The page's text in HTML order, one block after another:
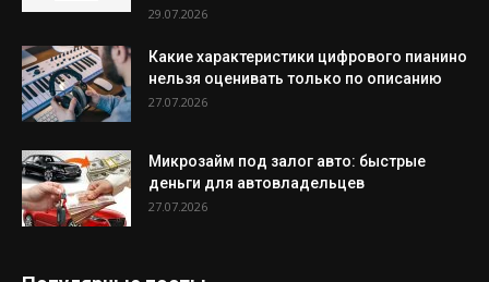
29.07.2026
Какие характеристики цифрового пианино
нельзя оценивать только по описанию
27.07.2026
Микрозайм под залог авто: быстрые
деньги для автовладельцев
27.07.2026